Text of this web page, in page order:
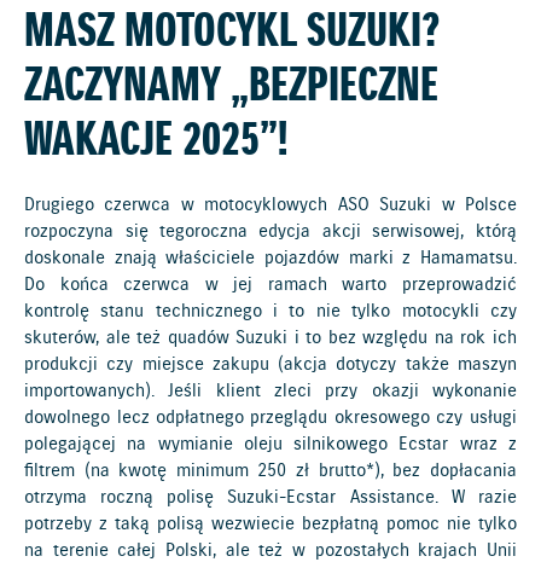
MASZ MOTOCYKL SUZUKI?
ZACZYNAMY „BEZPIECZNE
WAKACJE 2025”!
Drugiego czerwca w motocyklowych ASO Suzuki w Polsce
rozpoczyna się tegoroczna edycja akcji serwisowej, którą
doskonale znają właściciele pojazdów marki z Hamamatsu.
Do końca czerwca w jej ramach warto przeprowadzić
kontrolę stanu technicznego i to nie tylko motocykli czy
skuterów, ale też quadów Suzuki i to bez względu na rok ich
produkcji czy miejsce zakupu (akcja dotyczy także maszyn
importowanych). Jeśli klient zleci przy okazji wykonanie
dowolnego lecz odpłatnego przeglądu okresowego czy usługi
polegającej na wymianie oleju silnikowego Ecstar wraz z
filtrem (na kwotę minimum 250 zł brutto*), bez dopłacania
otrzyma roczną polisę Suzuki-Ecstar Assistance. W razie
potrzeby z taką polisą wezwiecie bezpłatną pomoc nie tylko
na terenie całej Polski, ale też w pozostałych krajach Unii